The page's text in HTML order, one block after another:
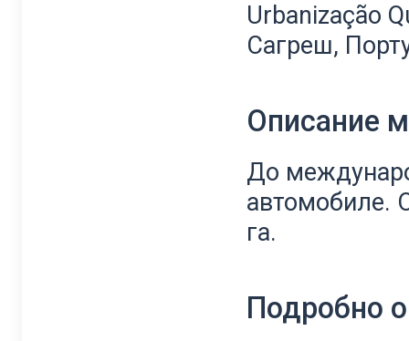
Urbanização
Сагреш,
Описание
До
автомобиле.
га.
Подробно